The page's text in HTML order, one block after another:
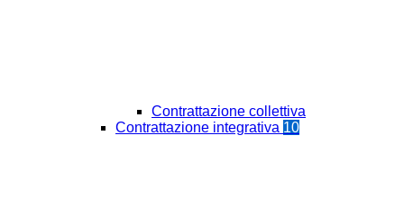
Contrattazione collettiva
Contrattazione integrativa 10